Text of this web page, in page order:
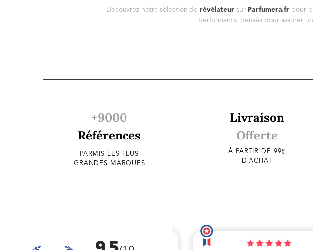
Découvrez notre sélection de révélateursur Parfumera.frpour
performants, pensés pour assurer
+9000
Références
PARMIS LES PLUS
GRANDES MARQUES
Livraison
Offerte
À PARTIR DE 99€
D'ACHAT